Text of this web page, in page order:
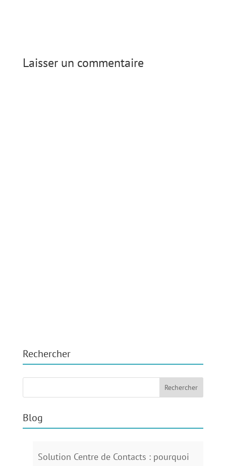
Laisser un commentaire
Rechercher
Blog
Solution Centre de Contacts : pourquoi